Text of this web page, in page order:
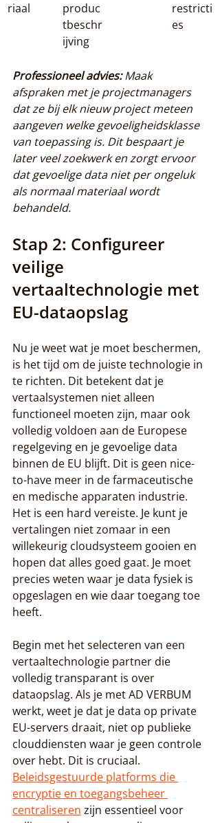
riaal
produc
tbeschr
ijving
restricti
es
Professioneel advies: Maak
afspraken met je projectmanagers
dat ze bij elk nieuw project meteen
aangeven welke gevoeligheidsklasse
van toepassing is. Dit bespaart je
later veel zoekwerk en zorgt ervoor
dat gevoelige data niet per ongeluk
als normaal materiaal wordt
behandeld.
Stap 2: Configureer
veilige
vertaaltechnologie met
EU-dataopslag
Nu je weet wat je moet beschermen,
is het tijd om de juiste technologie in
te richten. Dit betekent dat je
vertaalsystemen niet alleen
functioneel moeten zijn, maar ook
volledig voldoen aan de Europese
regelgeving en je gevoelige data
binnen de EU blijft. Dit is geen nice-
to-have meer in de farmaceutische
en medische apparaten industrie.
Het is een hard vereiste. Je kunt je
vertalingen niet zomaar in een
willekeurig cloudsysteem gooien en
hopen dat alles goed gaat. Je moet
precies weten waar je data fysiek is
opgeslagen en wie daar toegang toe
heeft.
Begin met het selecteren van een
vertaaltechnologie partner die
volledig transparant is over
dataopslag. Als je met AD VERBUM
werkt, weet je dat je data op private
EU-servers draait, niet op publieke
clouddiensten waar je geen controle
over hebt. Dit is cruciaal.
Beleidsgestuurde platforms die
encryptie en toegangsbeheer
centraliseren zijn essentieel voor